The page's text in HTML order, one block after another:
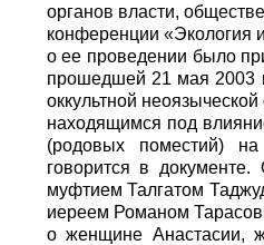
органов власти,
конференции «Экология
о ее проведении было
прошедшей 21 мая 2003
оккультной
находящимся под
(родовых поместий) на
говорится в
муфтием Талгатом
иереем Романом
о женщине Анастасии,